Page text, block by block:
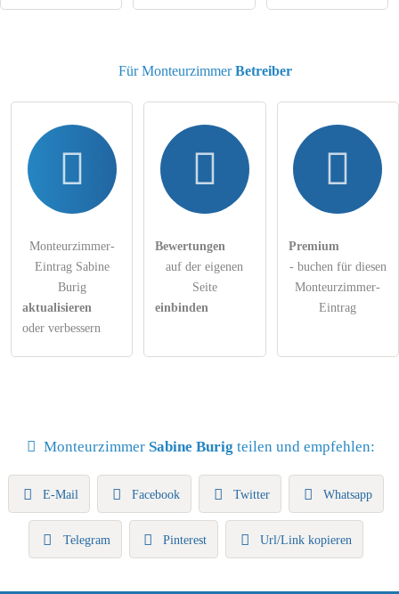
Klicken Sie hier um eineindividuelle Fragean den
Für MonteurzimmerBetreiber
Monteurzimmer-
Eintrag Sabine
Burig
aktualisieren
oder verbessern
Bewertungen
auf der eigenen
Seite
einbinden
Premium
- buchen für diesen
Monteurzimmer-
Eintrag
Monteurzimmer Sabine Burig teilen und empfehlen:
E-Mail Facebook Twitter Whatsapp
Telegram Pinterest Url/Link kopieren